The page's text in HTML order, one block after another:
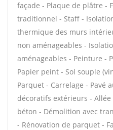
façade - Plaque de plâtre -
traditionnel - Staff -
thermique des murs
non aménageables -
aménageables - Peinture -
Papier peint - Sol souple
Parquet - Carrelage - Pavé
décoratifs extérieurs -
béton - Démolition avec
- Rénovation de parquet -